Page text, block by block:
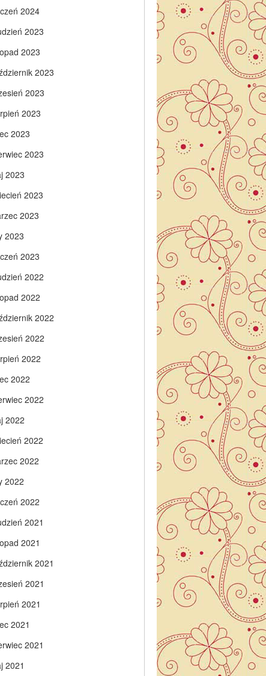
2024
2023
2023
2023
2023
2023
2023
2023
2023
2023
2023
2023
2023
2022
2022
2022
2022
2022
2022
2022
2022
2022
2022
2022
2022
2021
2021
2021
2021
2021
2021
2021
2021